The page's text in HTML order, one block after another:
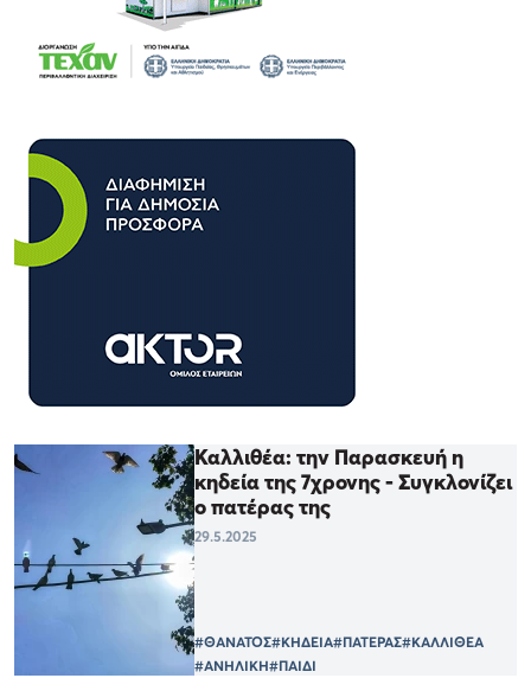
Καλλιθέα: την Παρασκευή η
κηδεία της 7χρονης - Συγκλονίζει
ο πατέρας της
29.5.2025
#ΘΑΝΑΤΟΣ#ΚΗΔΕΙΑ#ΠΑΤΕΡΑΣ#ΚΑΛΛΙΘΕΑ
#ΑΝΗΛΙΚΗ#ΠΑΙΔΙ